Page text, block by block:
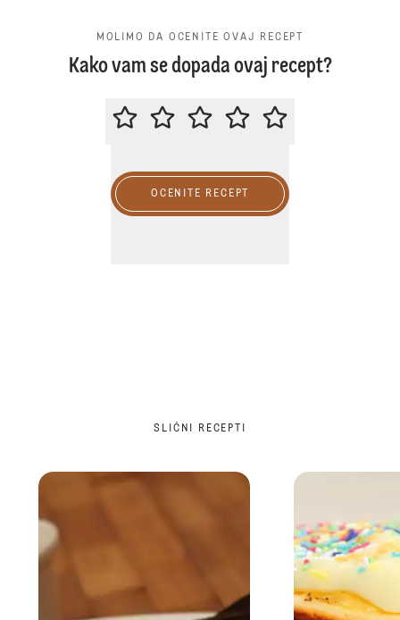
MOLIMO DA OCENITE OVAJ RECEPT
Kako vam se dopada ovaj recept?
MOLIMO DA OCENITE OVAJ
OCENITE RECEPT
SLIČNI RECEPTI